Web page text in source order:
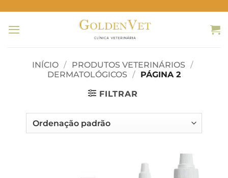
content
INÍCIO / PRODUTOS VETERINÁRIOS /
DERMATOLÓGICOS / PÁGINA 2
FILTRAR